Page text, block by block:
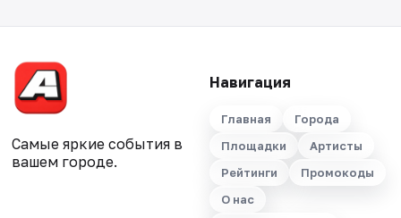
Самые яркие события в
вашем городе.
Навигация
Главная
Города
Площадки
Артисты
Рейтинги
Промокоды
О нас